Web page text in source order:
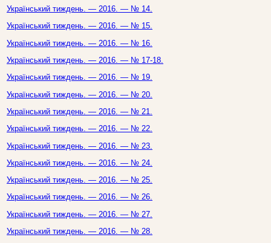
Український тиждень. — 2016. — № 14.
Український тиждень. — 2016. — № 15.
Український тиждень. — 2016. — № 16.
Український тиждень. — 2016. — № 17-18.
Український тиждень. — 2016. — № 19.
Український тиждень. — 2016. — № 20.
Український тиждень. — 2016. — № 21.
Український тиждень. — 2016. — № 22.
Український тиждень. — 2016. — № 23.
Український тиждень. — 2016. — № 24.
Український тиждень. — 2016. — № 25.
Український тиждень. — 2016. — № 26.
Український тиждень. — 2016. — № 27.
Український тиждень. — 2016. — № 28.